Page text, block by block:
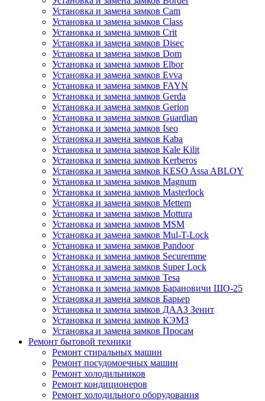
Установка и замена замков Cam
Установка и замена замков Class
Установка и замена замков Crit
Установка и замена замков Disec
Установка и замена замков Dom
Установка и замена замков Elbor
Установка и замена замков Evva
Установка и замена замков FAYN
Установка и замена замков Gerda
Установка и замена замков Gerion
Установка и замена замков Guardian
Установка и замена замков Iseo
Установка и замена замков Kaba
Установка и замена замков Kale Kilit
Установка и замена замков Kerberos
Установка и замена замков KESO Assa ABLOY
Установка и замена замков Magnum
Установка и замена замков Masterlock
Установка и замена замков Mettem
Установка и замена замков Mottura
Установка и замена замков MSM
Установка и замена замков Mul-T-Lock
Установка и замена замков Pandoor
Установка и замена замков Securemme
Установка и замена замков Super Lock
Установка и замена замков Tesa
Установка и замена замков Барановичи ШО-25
Установка и замена замков Барьер
Установка и замена замков ДААЗ Зенит
Установка и замена замков КЭМЗ
Установка и замена замков Просам
Ремонт бытовой техники
Ремонт стиральных машин
Ремонт посудомоечных машин
Ремонт холодильников
Ремонт кондиционеров
Ремонт холодильного оборудования